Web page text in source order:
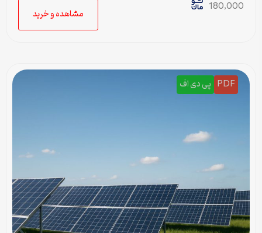
180,000
مشاهده و خرید
PDF پی دی اف